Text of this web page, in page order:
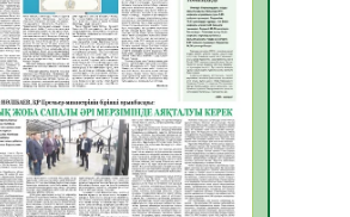
33
ауруларға
иммундау
тиімділігі
34
ауруы туралы